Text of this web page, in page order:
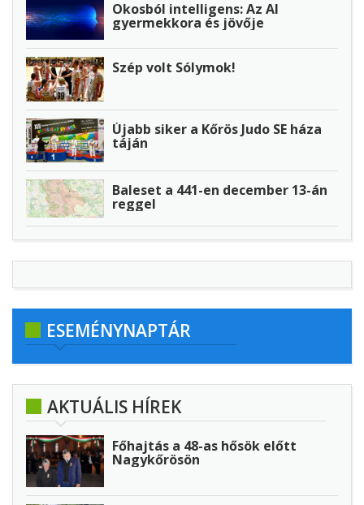
Okosból intelligens: Az AI
gyermekkora és jövője
Szép volt Sólymok!
Újabb siker a Kőrös Judo SE háza
táján
Baleset a 441-en december 13-án
reggel
ESEMÉNYNAPTÁR
AKTUÁLIS HÍREK
Főhajtás a 48-as hősök előtt
Nagykőrösön